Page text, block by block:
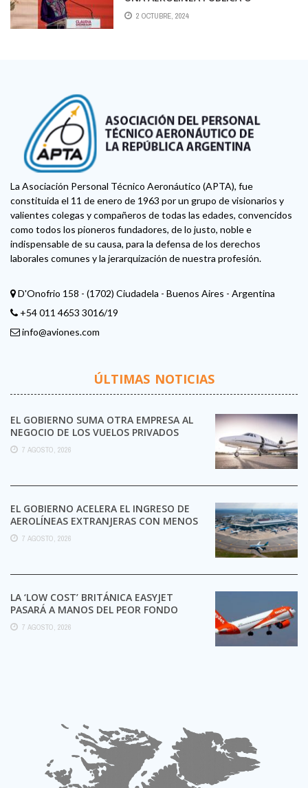
PRIVATIZARLA
2 OCTUBRE, 2024
La Asociación Personal Técnico Aeronáutico (APTA), fue
constituida el 11 de enero de 1963 por un grupo de visionarios y
valientes colegas y compañeros de todas las edades, convencidos
como todos los pioneros fundadores, de lo justo, noble e
indispensable de su causa, para la defensa de los derechos
laborales comunes y la jerarquización de nuestra profesión.
D'Onofrio 158 - (1702) Ciudadela - Buenos Aires - Argentina
+54 011 4653 3016/19
info@aviones.com
ÚLTIMAS NOTICIAS
EL GOBIERNO SUMA OTRA EMPRESA AL
NEGOCIO DE LOS VUELOS PRIVADOS
7 AGOSTO, 2026
EL GOBIERNO ACELERA EL INGRESO DE
AEROLÍNEAS EXTRANJERAS CON MENOS
TRÁMITES
7 AGOSTO, 2026
LA ‘LOW COST’ BRITÁNICA EASYJET
PASARÁ A MANOS DEL PEOR FONDO
POSIBLE:
7 AGOSTO, 2026